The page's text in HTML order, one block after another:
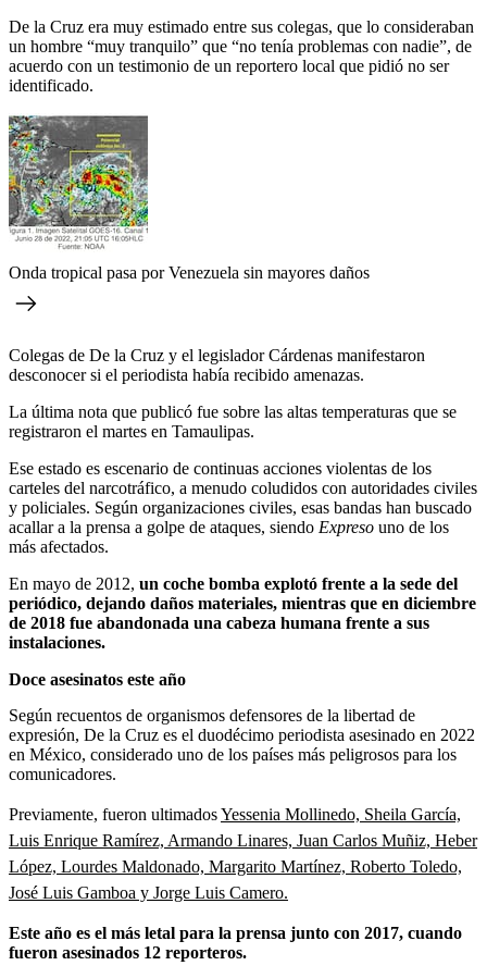
De la Cruz era muy estimado entre sus colegas, que lo consideraban
un hombre “muy tranquilo” que “no tenía problemas con nadie”, de
acuerdo con un testimonio de un reportero local que pidió no ser
identificado.
Onda tropical pasa por Venezuela sin mayores daños
Colegas de De la Cruz y el legislador Cárdenas manifestaron
desconocer si el periodista había recibido amenazas.
La última nota que publicó fue sobre las altas temperaturas que se
registraron el martes en Tamaulipas.
Ese estado es escenario de continuas acciones violentas de los
carteles del narcotráfico, a menudo coludidos con autoridades civiles
y policiales. Según organizaciones civiles, esas bandas han buscado
acallar a la prensa a golpe de ataques, siendo Expreso uno de los
más afectados.
En mayo de 2012, un coche bomba explotó frente a la sede del
periódico, dejando daños materiales, mientras que en diciembre
de 2018 fue abandonada una cabeza humana frente a sus
instalaciones.
Doce asesinatos este año
Según recuentos de organismos defensores de la libertad de
expresión, De la Cruz es el duodécimo periodista asesinado en 2022
en México, considerado uno de los países más peligrosos para los
comunicadores.
Previamente, fueron ultimadosYessenia Mollinedo, Sheila García,
Luis Enrique Ramírez, Armando Linares, Juan Carlos Muñiz, Heber
López, Lourdes Maldonado, Margarito Martínez, Roberto Toledo,
José Luis Gamboa y Jorge Luis Camero.
Este año es el más letal para la prensa junto con 2017, cuando
fueron asesinados 12 reporteros.